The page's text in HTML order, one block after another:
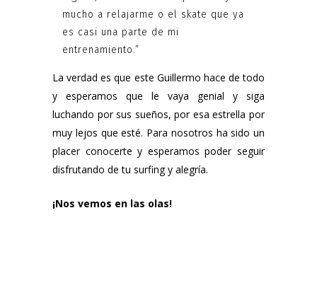
mucho a relajarme o el skate que ya
es casi una parte de mi
entrenamiento.”
La verdad es que este Guillermo hace de todo
y esperamos que le vaya genial y siga
luchando por sus sueños, por esa estrella por
muy lejos que esté. Para nosotros ha sido un
placer conocerte y esperamos poder seguir
disfrutando de tu surfing y alegría.
¡Nos vemos en las olas!